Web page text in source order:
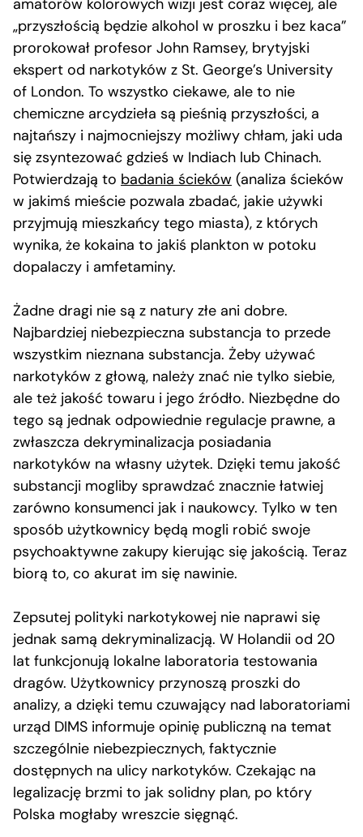
amatorów kolorowych wizji jest coraz więcej, ale
„przyszłością będzie alkohol w proszku i bez kaca”
prorokował profesor John Ramsey, brytyjski
ekspert od narkotyków z St. George’s University
of London. To wszystko ciekawe, ale to nie
chemiczne arcydzieła są pieśnią przyszłości, a
najtańszy i najmocniejszy możliwy chłam, jaki uda
się zsyntezować gdzieś w Indiach lub Chinach.
Potwierdzają to badania ścieków (analiza ścieków
w jakimś mieście pozwala zbadać, jakie używki
przyjmują mieszkańcy tego miasta), z których
wynika, że kokaina to jakiś plankton w potoku
dopalaczy i amfetaminy.
Żadne dragi nie są z natury złe ani dobre.
Najbardziej niebezpieczna substancja to przede
wszystkim nieznana substancja. Żeby używać
narkotyków z głową, należy znać nie tylko siebie,
ale też jakość towaru i jego źródło. Niezbędne do
tego są jednak odpowiednie regulacje prawne, a
zwłaszcza dekryminalizacja posiadania
narkotyków na własny użytek. Dzięki temu jakość
substancji mogliby sprawdzać znacznie łatwiej
zarówno konsumenci jak i naukowcy. Tylko w ten
sposób użytkownicy będą mogli robić swoje
psychoaktywne zakupy kierując się jakością. Teraz
biorą to, co akurat im się nawinie.
Zepsutej polityki narkotykowej nie naprawi się
jednak samą dekryminalizacją. W Holandii od 20
lat funkcjonują lokalne laboratoria testowania
dragów. Użytkownicy przynoszą proszki do
analizy, a dzięki temu czuwający nad laboratoriami
urząd DIMS informuje opinię publiczną na temat
szczególnie niebezpiecznych, faktycznie
dostępnych na ulicy narkotyków. Czekając na
legalizację brzmi to jak solidny plan, po który
Polska mogłaby wreszcie sięgnąć.